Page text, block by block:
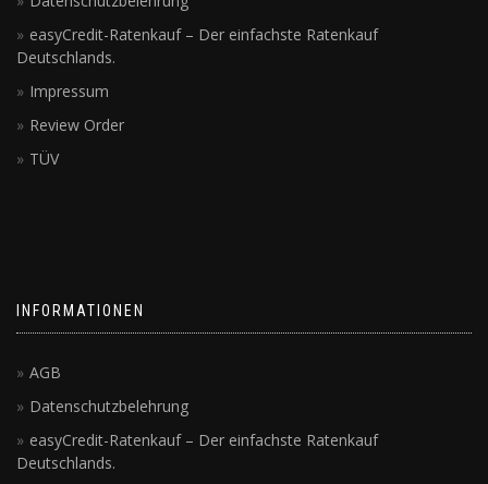
easyCredit-Ratenkauf – Der einfachste Ratenkauf
Deutschlands.
Impressum
Review Order
TÜV
INFORMATIONEN
AGB
Datenschutzbelehrung
easyCredit-Ratenkauf – Der einfachste Ratenkauf
Deutschlands.